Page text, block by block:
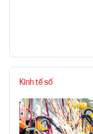
Kinh tế số